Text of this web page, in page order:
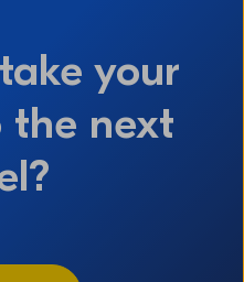
your
the next